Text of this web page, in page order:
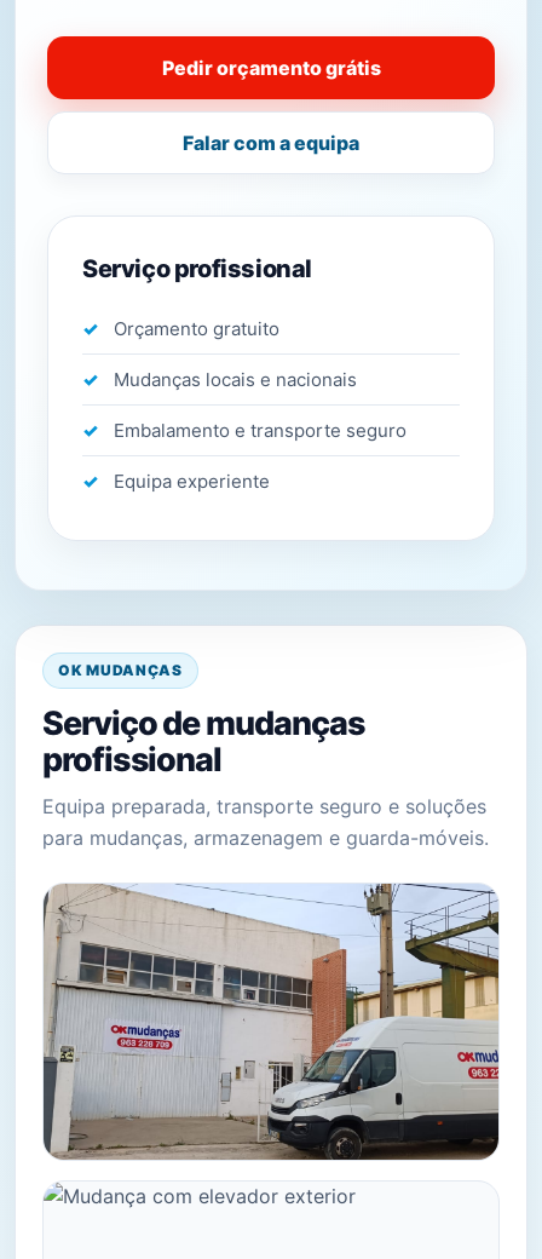
Pedir orçamento grátis
Falar com a equipa
Serviço profissional
Orçamento gratuito
Mudanças locais e nacionais
Embalamento e transporte seguro
Equipa experiente
OK MUDANÇAS
Serviço de mudanças
profissional
Equipa preparada, transporte seguro e soluções
para mudanças, armazenagem e guarda-móveis.